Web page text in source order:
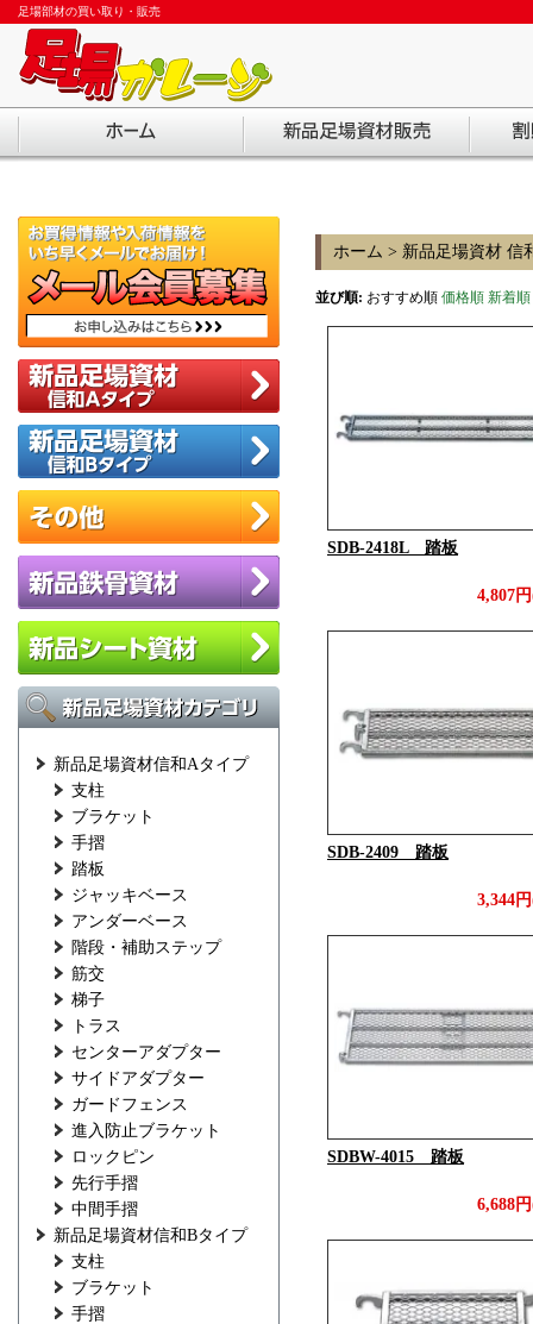
足場部材の買い取り・販売
新品足場資材信和Aタイプ
支柱
ブラケット
手摺
踏板
ジャッキベース
アンダーベース
階段・補助ステップ
筋交
梯子
トラス
センターアダプター
サイドアダプター
ガードフェンス
進入防止ブラケット
ロックピン
先行手摺
中間手摺
新品足場資材信和Bタイプ
支柱
ブラケット
手摺
ホーム > 新品足場資材 信
並び順: おすすめ順 価格順 新着順
SDB-2418L 踏板
4,807
SDB-2409 踏板
3,344
SDBW-4015 踏板
6,688